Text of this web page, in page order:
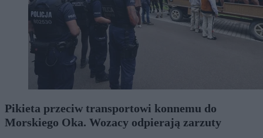
Pikieta przeciw transportowi konnemu do
Morskiego Oka. Wozacy odpierają zarzuty